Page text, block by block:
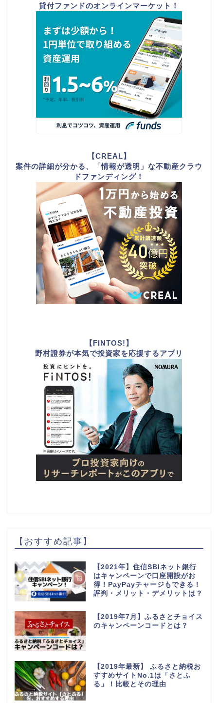
貸付ファンドのオンラインマーケット！
【CREAL】
案件の詳細が分かる、「情報が透明」な不動産クラウ
ドファンディング！
【FINTOS!】
野村證券が本気で投資家を応援するアプリ
【おすすめ記事】
【2021年】住信SBIネット銀行
はキャンペーンで口座開設がお
得！PayPayチャージもできる！
評判・メリット・デメリットは？
【2019年7月】ふるさとチョイス
のキャンペーンコードとは？
【2019年最新】 ふるさと納税お
すすめサイトNo.1は「さとふ
る」！比較とその理由